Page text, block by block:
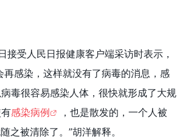
接受人民日报健康客户端采访时表示，
感染，这样就没有了病毒的消息，感
病毒很容易感染人体，很快就形成了大规
感染病例
，也是散发的，一个人被
之被清除了。”胡洋解释。